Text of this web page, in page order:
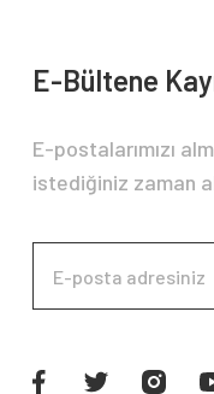
E-Bültene
E-postalarımızı
istediğiniz zaman